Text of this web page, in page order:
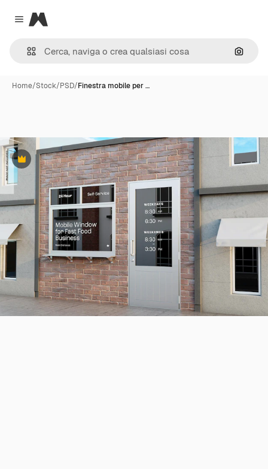
Close menu
Magnific
Cerca
Home/Stock/PSD/Finestra mobile per …
Premium